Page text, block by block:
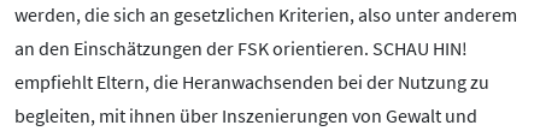
werden, die sich an gesetzlichen Kriterien, also unter anderem
an den Einschätzungen der FSK orientieren. SCHAU HIN!
empfiehlt Eltern, die Heranwachsenden bei der Nutzung zu
begleiten, mit ihnen über Inszenierungen von Gewalt und